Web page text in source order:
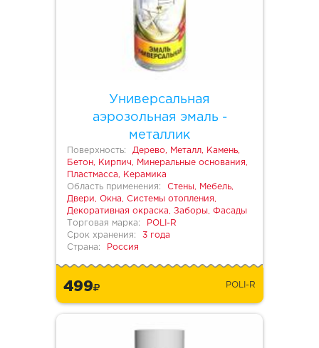
Универсальная
аэрозольная эмаль -
металлик
Поверхность:
Дерево, Металл, Камень,
Бетон, Кирпич, Минеральные основания,
Пластмасса, Керамика
Область применения:
Стены, Мебель,
Двери, Окна, Системы отопления,
Декоративная окраска, Заборы, Фасады
Торговая марка:
POLI-R
Срок хранения:
3 года
Страна:
Россия
499 POLI-R